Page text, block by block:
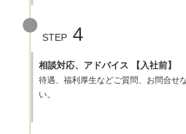
STEP 4
相談対応、アドバイス 【入社前】
待遇、福利厚生などご質問、お問合せ
い。